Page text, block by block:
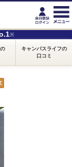
※
キャンパスライフの
口コミ